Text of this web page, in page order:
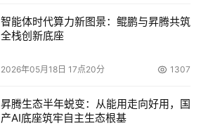
智能体时代算力新图景：鲲鹏与昇腾共筑
全栈创新底座
2026年05月18日 17点20分 1307
昇腾生态半年蜕变：从能用走向好用，国
产AI底座筑牢自主生态根基